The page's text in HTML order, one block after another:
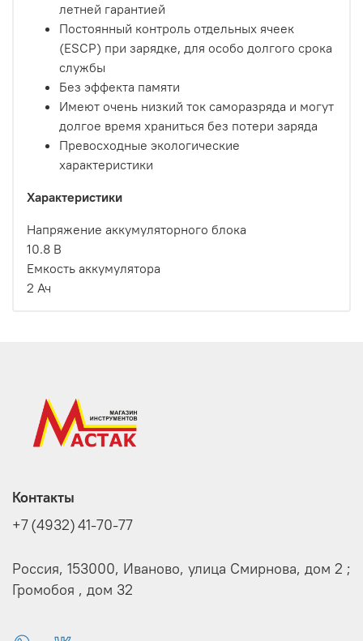
летней гарантией
Постоянный контроль отдельных ячеек
(ESCP) при зарядке, для особо долгого срока
службы
Без эффекта памяти
Имеют очень низкий ток саморазряда и могут
долгое время храниться без потери заряда
Превосходные экологические
характеристики
Характеристики
Напряжение аккумуляторного блока
10.8 В
Емкость аккумулятора
2 Ач
Контакты
+7 (4932) 41-70-77
Россия, 153000, Иваново, улица Смирнова, дом 2 ;
Громобоя , дом 32